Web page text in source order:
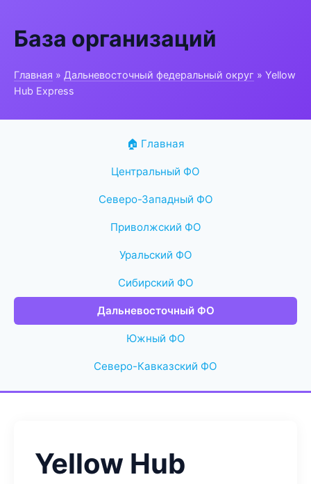
База организаций
Главная » Дальневосточный федеральный округ » Yellow
Hub Express
🏠 Главная
Центральный ФО
Северо-Западный ФО
Приволжский ФО
Уральский ФО
Сибирский ФО
Дальневосточный ФО
Южный ФО
Северо-Кавказский ФО
Yellow Hub